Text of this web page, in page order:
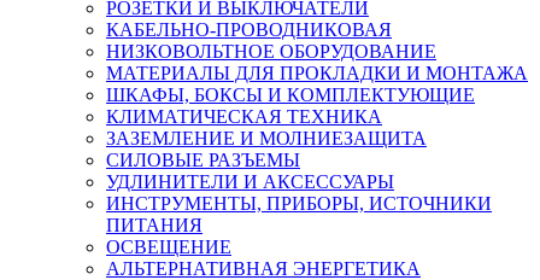
РОЗЕТКИ И ВЫКЛЮЧАТЕЛИ
КАБЕЛЬНО-ПРОВОДНИКОВАЯ
НИЗКОВОЛЬТНОЕ ОБОРУДОВАНИЕ
МАТЕРИАЛЫ ДЛЯ ПРОКЛАДКИ И МОНТАЖА
ШКАФЫ, БОКСЫ И КОМПЛЕКТУЮЩИЕ
КЛИМАТИЧЕСКАЯ ТЕХНИКА
ЗАЗЕМЛЕНИЕ И МОЛНИЕЗАЩИТА
СИЛОВЫЕ РАЗЪЕМЫ
УДЛИНИТЕЛИ И АКСЕССУАРЫ
ИНСТРУМЕНТЫ, ПРИБОРЫ, ИСТОЧНИКИ
ПИТАНИЯ
ОСВЕЩЕНИЕ
АЛЬТЕРНАТИВНАЯ ЭНЕРГЕТИКА